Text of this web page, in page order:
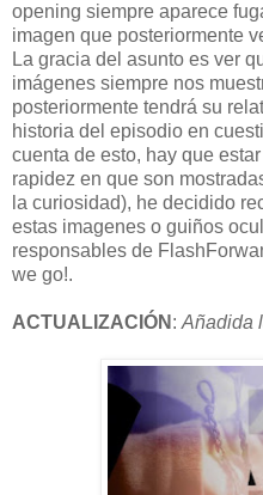
opening siempre aparece
imagen que posteriormente
La gracia del asunto es ver
imágenes siempre nos
posteriormente tendrá su
historia del episodio en
cuenta de esto, hay que
rapidez en que son
la curiosidad), he decidido
estas imagenes o guiños
responsables de
we go!.
ACTUALIZACIÓN : Añadida